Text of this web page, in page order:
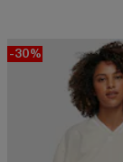
-30%